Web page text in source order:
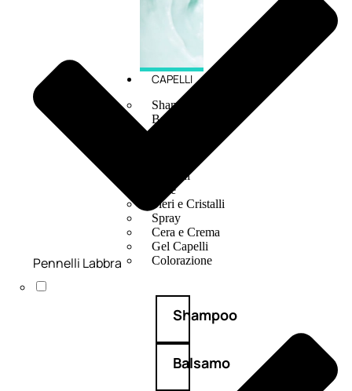
CAPELLI
Shampoo
Balsamo
Maschere
Lozioni
Fiale
Sieri e Cristalli
Spray
Cera e Crema
Gel Capelli
Colorazione
Shampoo
Balsamo
Pennelli Labbra